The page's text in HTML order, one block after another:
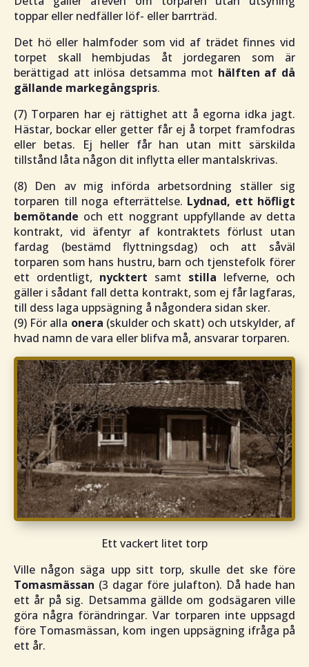
toppar eller nedfäller löf- eller barrträd.
Det hö eller halmfoder som vid af trädet finnes vid
torpet skall hembjudas åt jordegaren som är
berättigad att inlösa detsamma mot hälften af då
gällande markegångspris.
(7) Torparen har ej rättighet att å egorna idka jagt.
Hästar, bockar eller getter får ej å torpet framfodras
eller betas. Ej heller får han utan mitt särskilda
tillstånd låta någon dit inflytta eller mantalskrivas.
(8) Den av mig införda arbetsordning ställer sig
torparen till noga efterrättelse. Lydnad, ett höfligt
bemötande och ett noggrant uppfyllande av detta
kontrakt, vid äfentyr af kontraktets förlust utan
fardag (bestämd flyttningsdag) och att såväl
torparen som hans hustru, barn och tjenstefolk förer
ett ordentligt, nycktert samt stilla lefverne, och
gäller i sådant fall detta kontrakt, som ej får lagfaras,
till dess laga uppsägning å någondera sidan sker.
(9) För alla onera (skulder och skatt) och utskylder, af
hvad namn de vara eller blifva må, ansvarar torparen.
Ett vackert litet torp
Ville någon säga upp sitt torp, skulle det ske före
Tomasmässan (3 dagar före julafton). Då hade han
ett år på sig. Detsamma gällde om godsägaren ville
göra några förändringar. Var torparen inte uppsagd
före Tomasmässan, kom ingen uppsägning ifråga på
ett år.